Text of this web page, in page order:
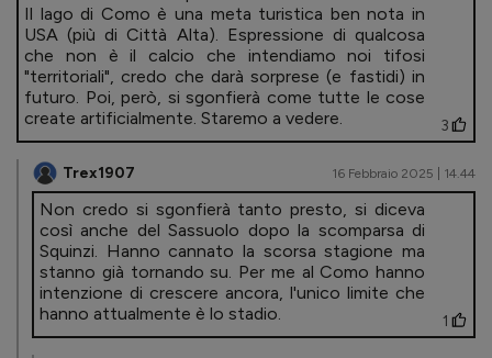
Il lago di Como è una meta turistica ben nota in
USA (più di Città Alta). Espressione di qualcosa
che non è il calcio che intendiamo noi tifosi
"territoriali", credo che darà sorprese (e fastidi) in
futuro. Poi, però, si sgonfierà come tutte le cose
create artificialmente. Staremo a vedere.
3
Trex1907 16 Febbraio 2025 | 14.44
Non credo si sgonfierà tanto presto, si diceva
così anche del Sassuolo dopo la scomparsa di
Squinzi. Hanno cannato la scorsa stagione ma
stanno già tornando su. Per me al Como hanno
intenzione di crescere ancora, l'unico limite che
hanno attualmente è lo stadio.
1